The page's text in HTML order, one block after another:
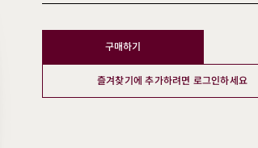
구매하기
즐겨찾기에 추가하려면 로그인하세요